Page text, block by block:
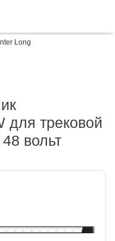
Long
для трековой
вольт